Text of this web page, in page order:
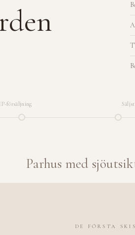
försäljning
Parhus med
DE FÖRSTA